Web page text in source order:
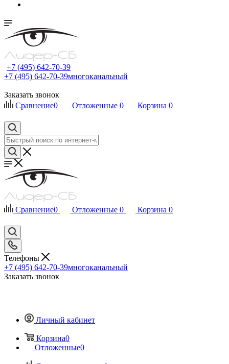
+7 (495) 642-70-39
+7 (495) 642-70-39многоканальный
Заказать звонок
Сравнение0 Отложенные 0 Корзина 0
Сравнение0 Отложенные 0 Корзина 0
Телефоны
+7 (495) 642-70-39многоканальный
Заказать звонок
Личный кабинет
Корзина0
Отложенные0